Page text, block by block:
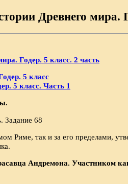
Древнего мира.
Годер. 5 класс. 2 часть
5 класс
5 класс. Часть 1
Риме, так и за его преде­лами,
Андремона. Участником